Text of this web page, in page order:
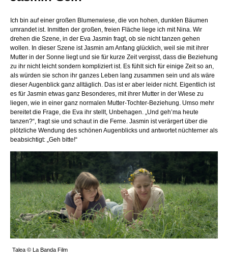
Ich bin auf einer großen Blumenwiese, die von hohen, dunklen Bäumen
umrandet ist. Inmitten der großen, freien Fläche liege ich mit Nina. Wir
drehen die Szene, in der Eva Jasmin fragt, ob sie nicht tanzen gehen
wollen. In dieser Szene ist Jasmin am Anfang glücklich, weil sie mit ihrer
Mutter in der Sonne liegt und sie für kurze Zeit vergisst, dass die Beziehung
zu ihr nicht leicht sondern kompliziert ist. Es fühlt sich für einige Zeit so an,
als würden sie schon ihr ganzes Leben lang zusammen sein und als wäre
dieser Augenblick ganz alltäglich. Das ist er aber leider nicht. Eigentlich ist
es für Jasmin etwas ganz Besonderes, mit ihrer Mutter in der Wiese zu
liegen, wie in einer ganz normalen Mutter-Tochter-Beziehung. Umso mehr
bereitet die Frage, die Eva ihr stellt, Unbehagen. „Und geh’ma heute
tanzen?“, fragt sie und schaut in die Ferne. Jasmin ist verärgert über die
plötzliche Wendung des schönen Augenblicks und antwortet nüchterner als
beabsichtigt: „Geh bitte!“
Talea © La Banda Film